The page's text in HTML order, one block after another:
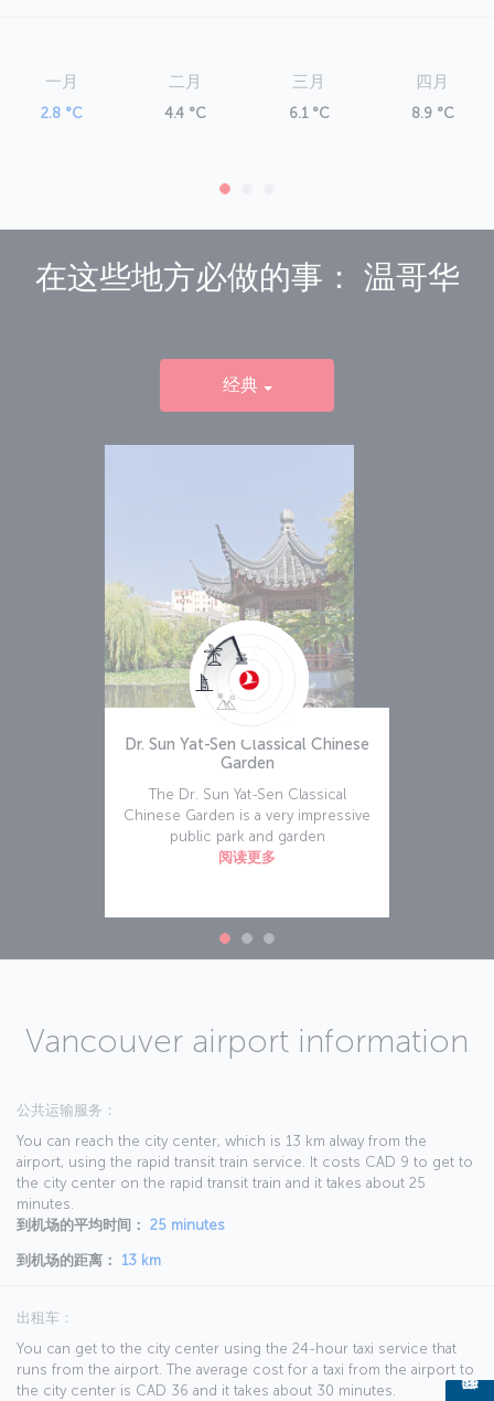
一月
2.8 °C
二月
4.4 °C
三月
6.1 °C
四月
8.9 °C
在这些地方必做的事： 温哥华
经典
Dr. Sun Yat-Sen Classical Chinese
Garden
The Dr. Sun Yat-Sen Classical
Chinese Garden is a very impressive
public park and garden
阅读更多
Vancouver airport information
公共运输服务：
You can reach the city center, which is 13 km alway from the
airport, using the rapid transit train service. It costs CAD 9 to get to
the city center on the rapid transit train and it takes about 25
minutes.
到机场的平均时间： 25 minutes
到机场的距离： 13 km
出租车：
You can get to the city center using the 24-hour taxi service that
runs from the airport. The average cost for a taxi from the airport to
the city center is CAD 36 and it takes about 30 minutes.